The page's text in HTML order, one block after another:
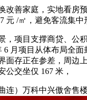
家庭，实地看房
/㎡，避免客流集
目支撑商贷、公
月项目从体布局全
存正在参差，周
交坐仅 167 米，
万科中兴傲舍售楼